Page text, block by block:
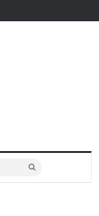
por